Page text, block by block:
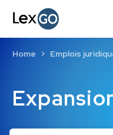
Home Emplois